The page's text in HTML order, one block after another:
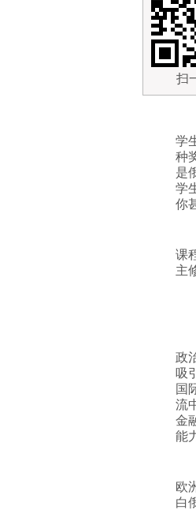
扫
学
种
是
学
你
课
主
政
吸
国
流
金
能
欧
白